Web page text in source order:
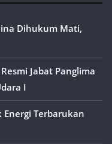
Dihukum Mati,
Jabat Panglima
I
Energi Terbarukan